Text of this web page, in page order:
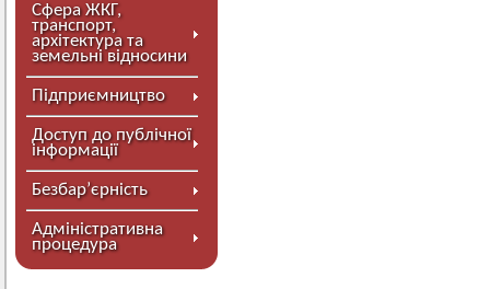
Сфера ЖКГ,
транспорт,
архітектура та
земельні відносини
Підприємництво
Доступ до публічної
інформації
Безбар’єрність
Адміністративна
процедура